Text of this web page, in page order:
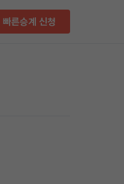
빠른승계 신청